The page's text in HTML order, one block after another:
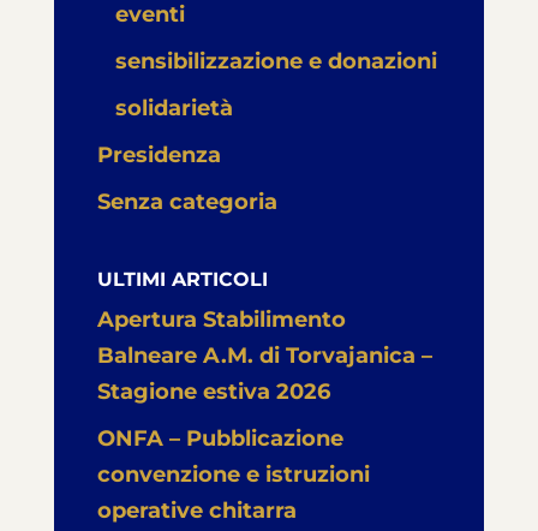
eventi
sensibilizzazione e donazioni
solidarietà
Presidenza
Senza categoria
ULTIMI ARTICOLI
Apertura Stabilimento
Balneare A.M. di Torvajanica –
Stagione estiva 2026
ONFA – Pubblicazione
convenzione e istruzioni
operative chitarra